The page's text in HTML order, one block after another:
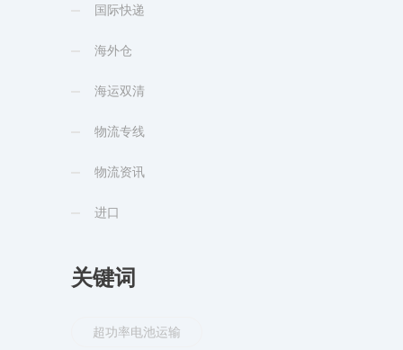
国际快递
海外仓
海运双清
物流专线
物流资讯
进口
关键词
超功率电池运输